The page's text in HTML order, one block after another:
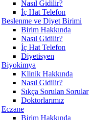
Nasıl Gidilir?
İç Hat Telefon
Beslenme ve Diyet Birimi
Birim Hakkında
Nasıl Gidilir?
İç Hat Telefon
Diyetisyen
Biyokimya
Klinik Hakkında
Nasıl Gidilir?
Sıkça Sorulan Sorular
Doktorlarımız
Eczane
Birim Hakkında